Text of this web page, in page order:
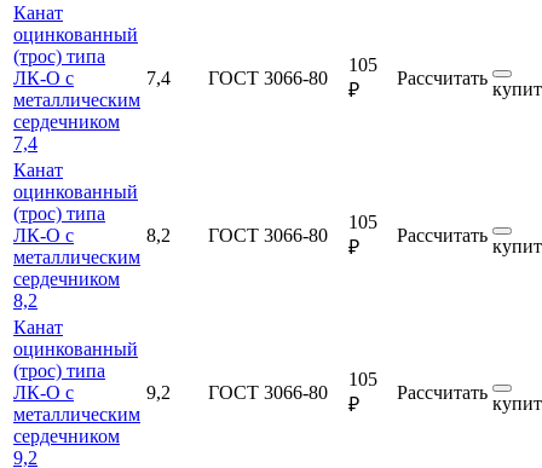
Канат
оцинкованный
(трос) типа
ЛК-О с
металлическим
сердечником
7,4
7,4 ГОСТ 3066-80
105
₽
Рассчитать
Канат
оцинкованный
(трос) типа
ЛК-О с
металлическим
сердечником
8,2
8,2 ГОСТ 3066-80
105
₽
Рассчитать
Канат
оцинкованный
(трос) типа
ЛК-О с
металлическим
сердечником
9,2
9,2 ГОСТ 3066-80
105
₽
Рассчитать